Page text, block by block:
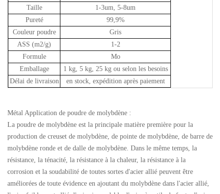
Taille
1-3um, 5-8um
Pureté
99,9%
Couleur poudre
Gris
ASS (m2/g)
1-2
Formule
Mo
Emballage
1 kg, 5 kg, 25 kg ou selon les besoins
Délai de livraison
en stock, expédition après paiement
Métal Application de poudre de molybdène :
La poudre de molybdène est la principale matière première pour la
production de creuset de molybdène, de pointe de molybdène, de barre de
molybdène ronde et de dalle de molybdène. Dans le même temps, la
résistance, la ténacité, la résistance à la chaleur, la résistance à la
corrosion et la soudabilité de toutes sortes d'acier allié peuvent être
améliorées de toute évidence en ajoutant du molybdène dans l'acier allié,